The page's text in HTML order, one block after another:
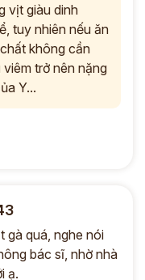
vịt giàu dinh
tuy nhiên nếu ăn
không cần
trở nên nặng
Y...
gà quá, nghe nói
bác sĩ, nhờ nhà
ạ.